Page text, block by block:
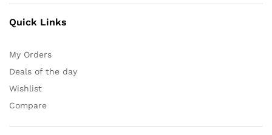
Quick Links
My Orders
Deals of the day
Wishlist
Compare